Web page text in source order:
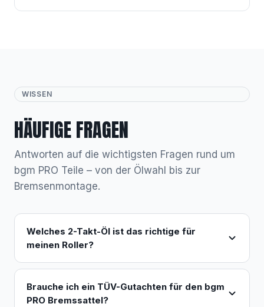
WISSEN
HÄUFIGE FRAGEN
Antworten auf die wichtigsten Fragen rund um
bgm PRO Teile – von der Ölwahl bis zur
Bremsenmontage.
Welches 2-Takt-Öl ist das richtige für
meinen Roller?
Brauche ich ein TÜV-Gutachten für den bgm
PRO Bremssattel?